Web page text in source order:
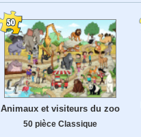
Animaux et visiteurs du zoo
50 pièce Classique